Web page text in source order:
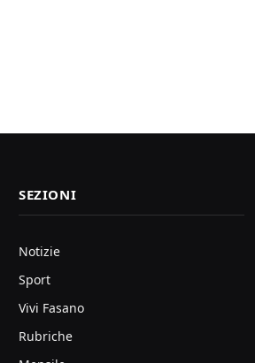
SEZIONI
Notizie
Sport
Vivi Fasano
Rubriche